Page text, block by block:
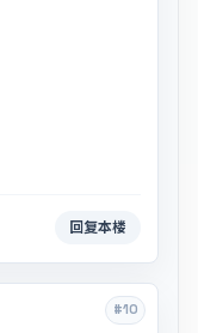
回复本楼
#10